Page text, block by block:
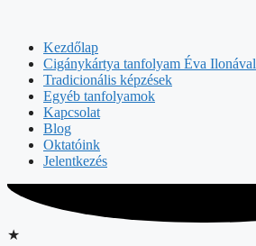
Kezdőlap
Cigánykártya tanfolyam Éva Ilonával
Tradicionális képzések
Egyéb tanfolyamok
Kapcsolat
Blog
Oktatóink
Jelentkezés
★